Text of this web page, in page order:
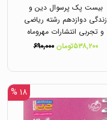
بیست پک پرسوال دین و
زندگی دوازدهم رشته ریاضی
و تجربی انتشارات مهروماه
۵۳۸,۲۰۰تومان
۶۹۰,۰۰۰
۱۸ %